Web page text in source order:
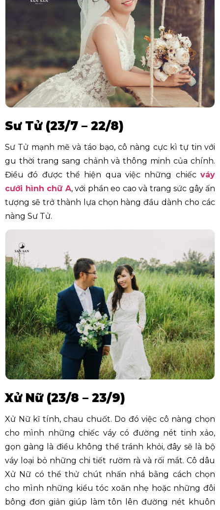
Sư Tử (23/7 – 22/8)
Sư Tử mạnh mẽ và táo bạo, cô nàng cực kì tự tin với
gu thời trang sang chảnh và thông minh của chính.
Điều đó được thể hiện qua việc những chiếc váy
cưới hình chữ A, với phần eo cao và trang sức gây ấn
tượng sẽ trở thành lựa chọn hàng đầu dành cho các
nàng Sư Tử.
Xử Nữ (23/8 – 23/9)
Xử Nữ kĩ tính, chau chuốt. Do đó việc cô nàng chọn
cho mình những chiếc váy có đường nét tinh xảo,
gọn gàng là điều không thể tránh khỏi, đây sẽ là bộ
váy loại bỏ những chi tiết rườm rà và rối mắt. Cô dâu
Xử Nữ có thể thử chút nhấn nhá bằng cách chọn
cho mình những kiểu tóc xoăn nhẹ hoặc những đôi
bông đơn giản giúp làm tôn lên đường nét khuôn